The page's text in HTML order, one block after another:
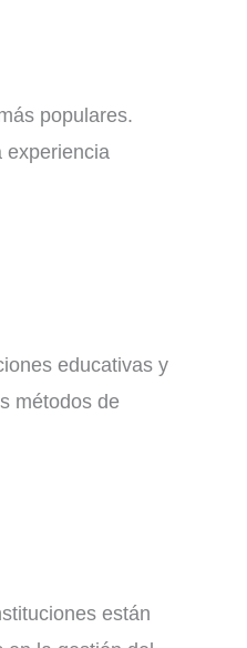
populares.
experiencia
educativas y
métodos de
están